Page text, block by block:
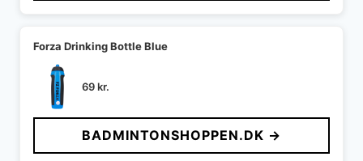
Forza Drinking Bottle Blue
69kr.
BADMINTONSHOPPEN.DK →